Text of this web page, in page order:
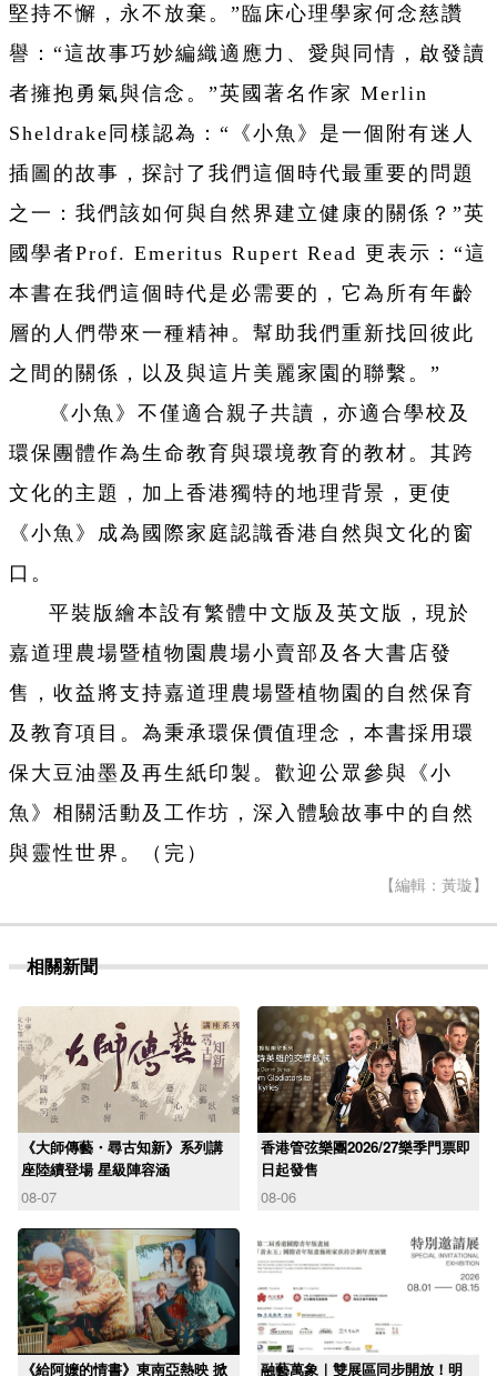
堅持不懈，永不放棄。”臨床心理學家何念慈讚
譽：“這故事巧妙編織適應力、愛與同情，啟發讀
者擁抱勇氣與信念。”英國著名作家 Merlin
Sheldrake同樣認為：“《小魚》是一個附有迷人
插圖的故事，探討了我們這個時代最重要的問題
之一：我們該如何與自然界建立健康的關係？”英
國學者Prof. Emeritus Rupert Read 更表示：“這
本書在我們這個時代是必需要的，它為所有年齡
層的人們帶來一種精神。幫助我們重新找回彼此
之間的關係，以及與這片美麗家園的聯繫。”
《小魚》不僅適合親子共讀，亦適合學校及
環保團體作為生命教育與環境教育的教材。其跨
文化的主題，加上香港獨特的地理背景，更使
《小魚》成為國際家庭認識香港自然與文化的窗
口。
平裝版繪本設有繁體中文版及英文版，現於
嘉道理農場暨植物園農場小賣部及各大書店發
售，收益將支持嘉道理農場暨植物園的自然保育
及教育項目。為秉承環保價值理念，本書採用環
保大豆油墨及再生紙印製。歡迎公眾參與《小
魚》相關活動及工作坊，深入體驗故事中的自然
與靈性世界。（完）
【編輯：黃璇】
相關新聞
《大師傳藝・尋古知新》系列講
座陸續登場 星級陣容涵
08-07
香港管弦樂團2026/27樂季門票即
日起發售
08-06
《給阿嬤的情書》東南亞熱映 掀 融藝萬象｜雙展區同步開放！明